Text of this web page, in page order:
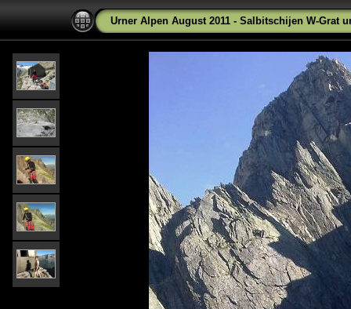
Urner Alpen August 2011 - Salbitschijen W-Grat